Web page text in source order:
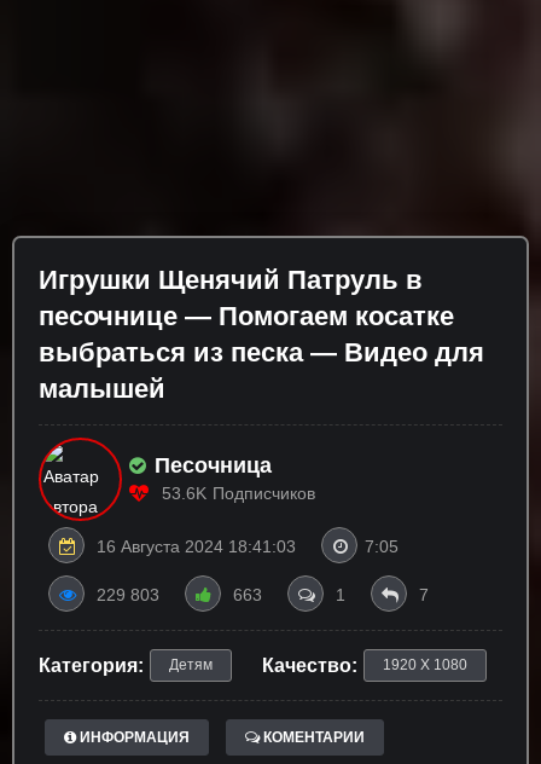
Игрушки Щенячий Патруль в
песочнице — Помогаем косатке
выбраться из песка — Видео для
малышей
Песочница
53.6K Подписчиков
16 Августа 2024 18:41:03 7:05
229 803 663 1 7
Категория: Детям Качество: 1920 X 1080
ИНФОРМАЦИЯ КОМЕНТАРИИ